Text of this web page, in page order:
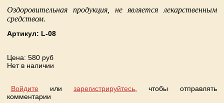
Оздоровительная продукция, не является лекарственным
средством.
Артикул: L-08
Цена: 580 руб
Нет в наличии
Войдите илизарегистрируйтесь , чтобы отправлять
комментарии